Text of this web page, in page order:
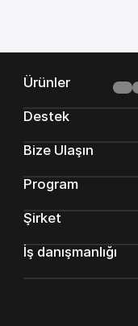
Ürünler
Destek
Bize Ulaşın
Program
Şirket
İş danışmanlığı